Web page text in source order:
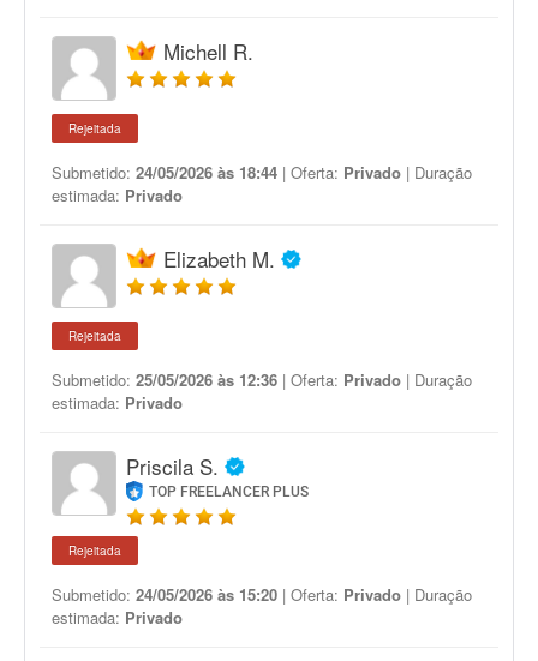
Michell R.
Rejeitada
Submetido: 24/05/2026 às 18:44 | Oferta: Privado | Duração
estimada: Privado
Elizabeth M.
Rejeitada
Submetido: 25/05/2026 às 12:36 | Oferta: Privado | Duração
estimada: Privado
Priscila S.
TOP FREELANCER PLUS
Rejeitada
Submetido: 24/05/2026 às 15:20 | Oferta: Privado | Duração
estimada: Privado